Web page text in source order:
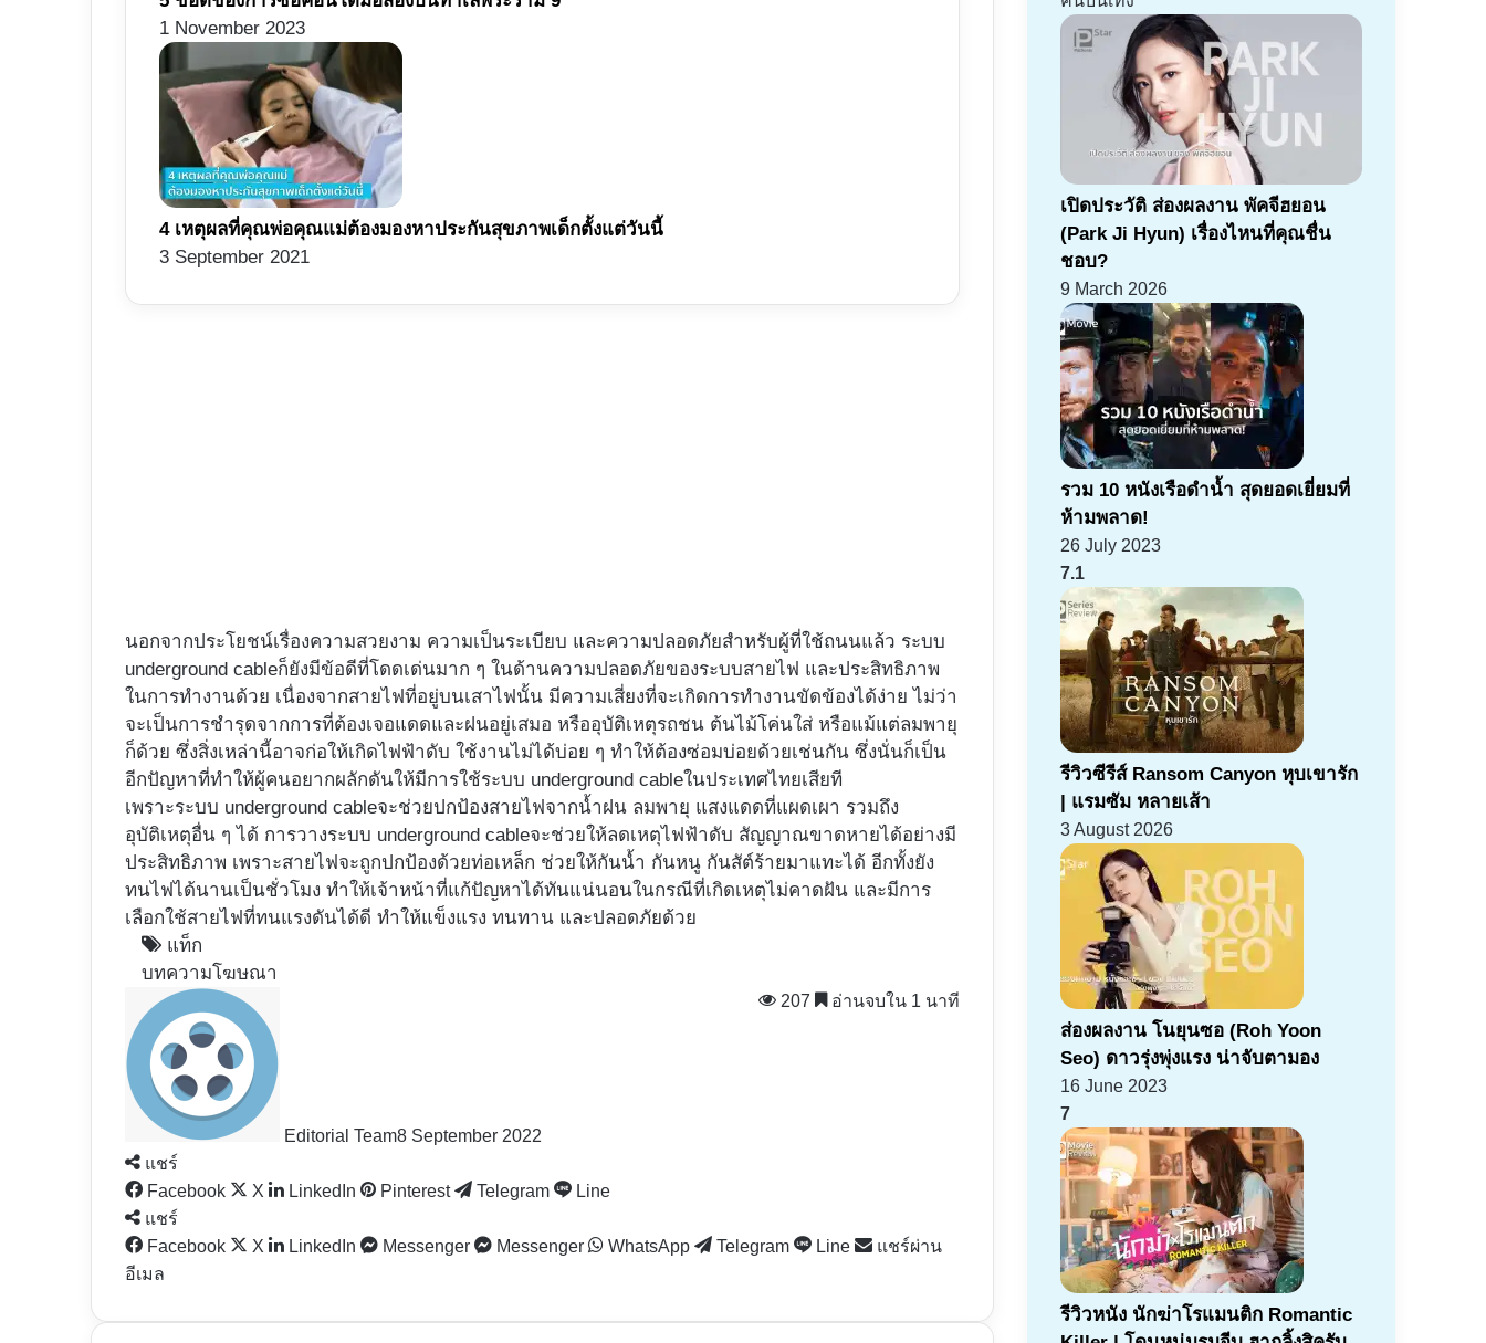
1 November 2023
4 เหตุผลที่คุณพ่อคุณแม่ต้องมองหาประกันสุขภาพเด็กตั้งแต่วันนี้
3 September 2021
นอกจากประโยชน์เรื่องความสวยงาม ความเป็นระเบียบ และความปลอดภัยสำหรับผู้ที่ใช้ถนนแล้ว ระบบ
underground cableก็ยังมีข้อดีที่โดดเด่นมาก ๆ ในด้านความปลอดภัยของระบบสายไฟ และประสิทธิภาพ
ในการทำงานด้วย เนื่องจากสายไฟที่อยู่บนเสาไฟนั้น มีความเสี่ยงที่จะเกิดการทำงานขัดข้องได้ง่าย ไม่ว่า
จะเป็นการชำรุดจากการที่ต้องเจอแดดและฝนอยู่เสมอ หรืออุบัติเหตุรถชน ต้นไม้โค่นใส่ หรือแม้แต่ลมพายุ
ก็ด้วย ซึ่งสิ่งเหล่านี้อาจก่อให้เกิดไฟฟ้าดับ ใช้งานไม่ได้บ่อย ๆ ทำให้ต้องซ่อมบ่อยด้วยเช่นกัน ซึ่งนั่นก็เป็น
อีกปัญหาที่ทำให้ผู้คนอยากผลักดันให้มีการใช้ระบบ underground cableในประเทศไทยเสียที
เพราะระบบ underground cableจะช่วยปกป้องสายไฟจากน้ำฝน ลมพายุ แสงแดดที่แผดเผา รวมถึง
อุบัติเหตุอื่น ๆ ได้ การวางระบบ underground cableจะช่วยให้ลดเหตุไฟฟ้าดับ สัญญาณขาดหายได้อย่างมี
ประสิทธิภาพ เพราะสายไฟจะถูกปกป้องด้วยท่อเหล็ก ช่วยให้กันน้ำ กันหนู กันสัต์ร้ายมาแทะได้ อีกทั้งยัง
ทนไฟได้นานเป็นชั่วโมง ทำให้เจ้าหน้าที่แก้ปัญหาได้ทันแน่นอนในกรณีที่เกิดเหตุไม่คาดฝัน และมีการ
เลือกใช้สายไฟที่ทนแรงดันได้ดี ทำให้แข็งแรง ทนทาน และปลอดภัยด้วย
แท็ก
บทความโฆษณา
Editorial Team8 September 2022
207 อ่านจบใน 1 นาที
แชร์
Facebook
X LinkedIn Pinterest Telegram
Line
แชร์
Facebook
X LinkedIn Messenger Messenger WhatsApp Telegram Line
แชร์ผ่าน
อีเมล
เปิดประวัติ ส่องผลงาน พัคจีฮยอน
(Park Ji Hyun) เรื่องไหนที่คุณชื่น
ชอบ?
9 March 2026
รวม 10 หนังเรือดำน้ำ สุดยอดเยี่ยมที่
ห้ามพลาด!
26 July 2023
7.1
รีวิวซีรีส์ Ransom Canyon หุบเขารัก
| แรมซัม หลายเส้า
3 August 2026
ส่องผลงาน โนยุนซอ (Roh Yoon
Seo) ดาวรุ่งพุ่งแรง น่าจับตามอง
16 June 2023
7
รีวิวหนัง นักฆ่าโรแมนติก Romantic